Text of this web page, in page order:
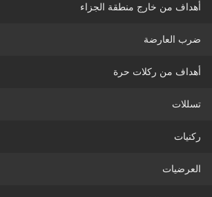
أهداف من خارج منطقة الجزاء
ضرب العارضة
أهداف من ركلات حرة
تسللات
ركنيات
العرضيات